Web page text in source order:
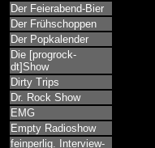
Der Feierabend-Bier
Der Frühschoppen
Der Popkalender
Die [progrock-
dt]Show
Dirty Trips
Dr. Rock Show
EMG
Empty Radioshow
feinperlig. Interview-